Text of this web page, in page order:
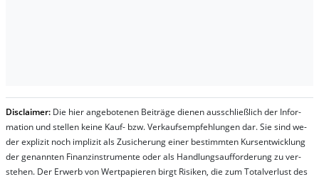
Dis­clai­mer: Die hier an­ge­bo­te­nen Bei­trä­ge die­nen aus­schließ­lich der In­for­
ma­t­ion und stel­len kei­ne Kauf- bzw. Ver­kaufs­em­pfeh­lung­en dar. Sie sind we­
der ex­pli­zit noch im­pli­zit als Zu­sich­er­ung ei­ner be­stim­mt­en Kurs­ent­wick­lung
der ge­nan­nt­en Fi­nanz­in­stru­men­te oder als Handl­ungs­auf­for­der­ung zu ver­
steh­en. Der Er­werb von Wert­pa­pier­en birgt Ri­si­ken, die zum To­tal­ver­lust des